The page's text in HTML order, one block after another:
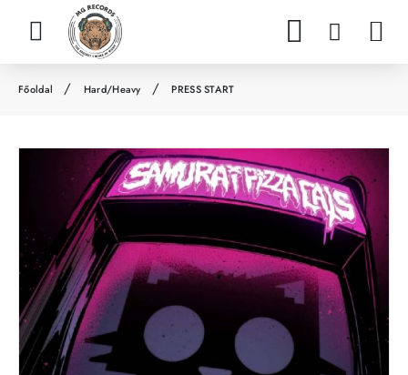
Hard/Heavy PRESS START